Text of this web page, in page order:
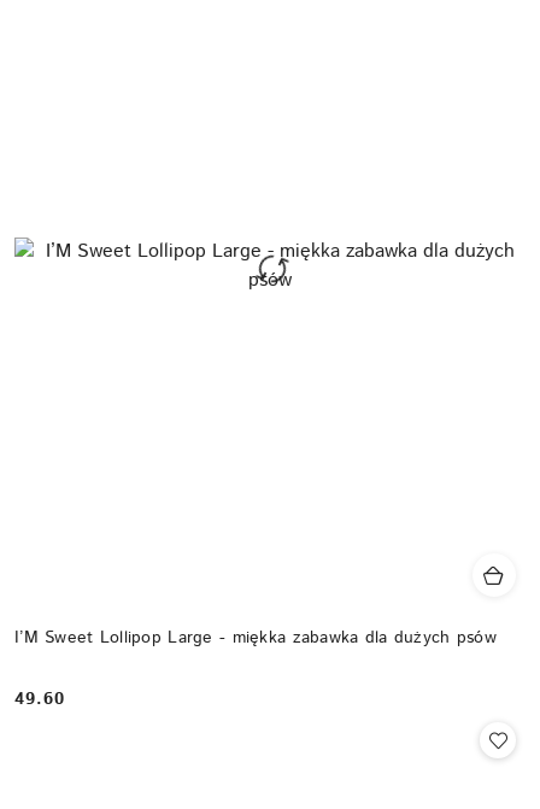
I’M Sweet Lollipop Large - miękka zabawka dla dużych psów
Cena:
49.60